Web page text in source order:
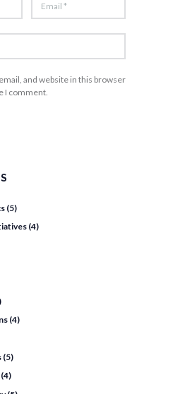
and website in this browser
I comment.
(5)
(4)
(4)
(5)
(4)